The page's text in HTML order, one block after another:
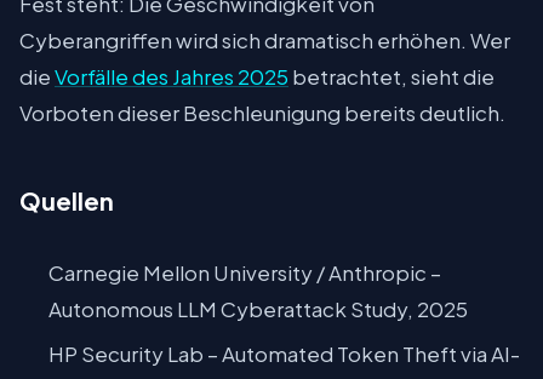
Cyberangriffen wird sich dramatisch erhöhen. Wer
dieVorfälle des Jahres 2025 betrachtet, sieht die
Vorboten dieser Beschleunigung bereits deutlich.
Quellen
Carnegie Mellon University / Anthropic –
Autonomous LLM Cyberattack Study, 2025
HP Security Lab – Automated Token Theft via AI-